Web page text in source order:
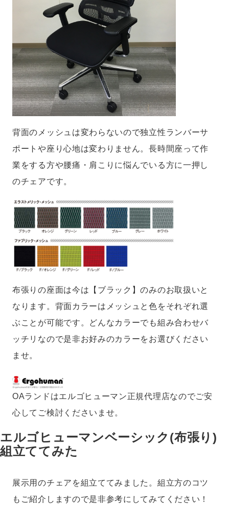
背面のメッシュは変わらないので独立性ランバーサ
ポートや座り心地は変わりません。長時間座って作
業をする方や腰痛・肩こりに悩んでいる方に一押し
のチェアです。
布張りの座面は今は【ブラック】のみのお取扱いと
なります。背面カラーはメッシュと色をそれぞれ選
ぶことが可能です。どんなカラーでも組み合わせバ
ッチリなので是非お好みのカラーをお選びください
ませ。
OAランドはエルゴヒューマン正規代理店なのでご安
心してご検討くださいませ。
エルゴヒューマンベーシック(布張り)
組立ててみた
展示用のチェアを組立ててみました。組立方のコツ
もご紹介しますので是非参考にしてみてください！